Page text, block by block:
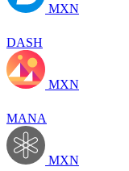
MXN
DASH
MXN
MANA
MXN